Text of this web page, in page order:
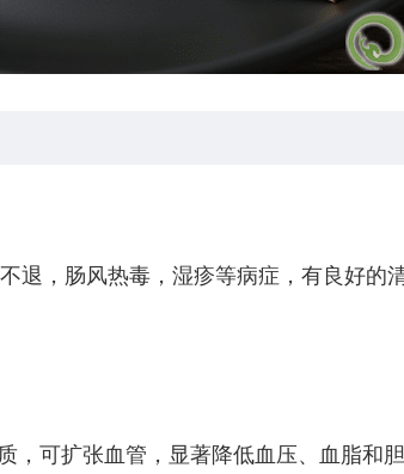
退，肠风热毒，湿疹等病症，有良好的
，可扩张血管，显著降低血压、血脂和